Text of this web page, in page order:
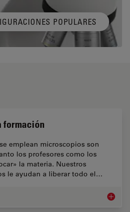
POPULARES
formación
emplean microscopios son
los profesores como los
la materia. Nuestros
le ayudan a liberar todo el…